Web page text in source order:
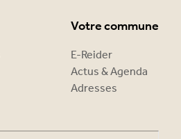
Votre commune
E-Reider
Actus & Agenda
Adresses